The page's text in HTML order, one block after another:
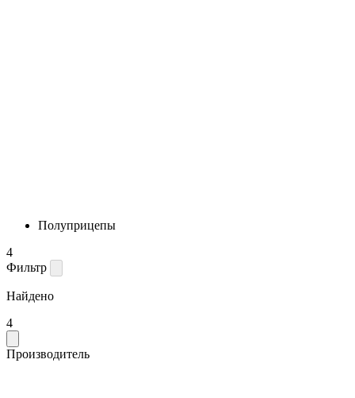
Полуприцепы
4
Фильтр
Найдено
4
Производитель